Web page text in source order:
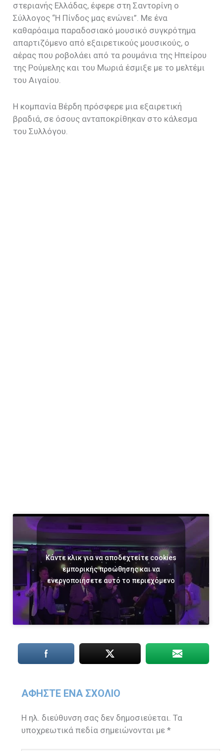
στεριανής Ελλάδας, έφερε στη Σαντορίνη ο
Σύλλογος “Η Πίνδος μας ενώνει”. Με ένα
καθαρόαιμα παραδοσιακό μουσικό συγκρότημα
απαρτιζόμενο από εξαιρετικούς μουσικούς, ο
αέρας που ροβολάει από τα ρουμάνια της Ηπείρου
της Ρούμελης και του Μωριά έσμιξε με το μελτέμι
του Αιγαίου.
Η κομπανία Βέρδη πρόσφερε μια εξαιρετική
βραδιά, σε όσους ανταποκρίθηκαν στο κάλεσμα
του Συλλόγου.
Κάντε κλικ για να αποδεχτείτε cookies
εμπορικής προώθησης και να
ενεργοποιήσετε αυτό το περιεχόμενο
ΑΦΉΣΤΕ ΈΝΑ ΣΧΌΛΙΟ
Η ηλ. διεύθυνση σας δεν δημοσιεύεται. Τα
υποχρεωτικά πεδία σημειώνονται με*